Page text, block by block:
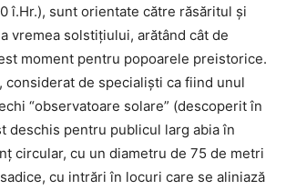
î.Hr.), sunt orientate către răsăritul și
vremea solstiţiului, arătând cât de
moment pentru popoarele preistorice.
considerat de specialişti ca fiind unul
“observatoare solare” (descoperit în
deschis pentru publicul larg abia în
circular, cu un diametru de 75 de metri
cu intrări în locuri care se aliniază